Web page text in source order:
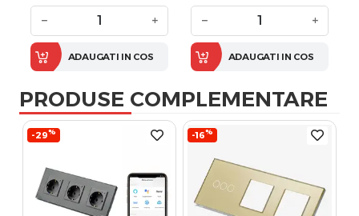
− +
ADAUGATI IN COS
− +
ADAUGATI IN COS
PRODUSE COMPLEMENTARE
-29% -16%